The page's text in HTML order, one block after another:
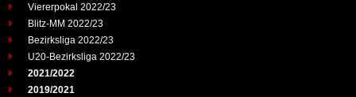
Viererpokal 2022/23
Blitz-MM 2022/23
Bezirksliga 2022/23
U20-Bezirksliga 2022/23
2021/2022
2019/2021